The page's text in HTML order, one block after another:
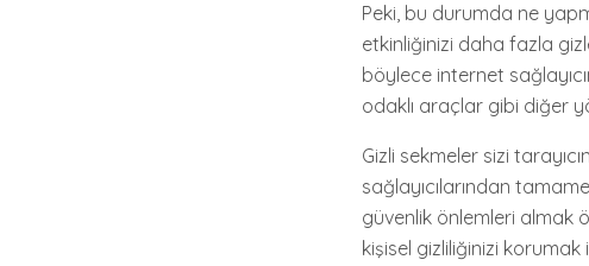
Peki, bu durumda ne
etkinliğinizi daha fazla
böylece internet
odaklı araçlar gibi diğer
Gizli sekmeler sizi
sağlayıcılarından
güvenlik önlemleri almak
kişisel gizliliğinizi korumak